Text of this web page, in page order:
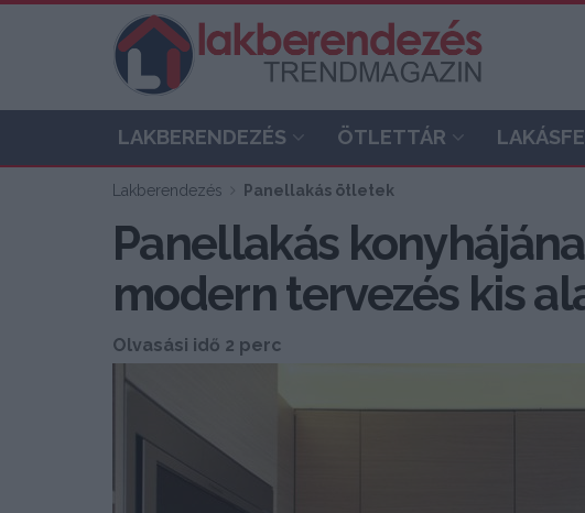
LAKBERENDEZÉS ÖTLETTÁR
Lakberendezés Panellakás ötletek
Panellakás
modern tervezés kis
Olvasási idő 2 perc